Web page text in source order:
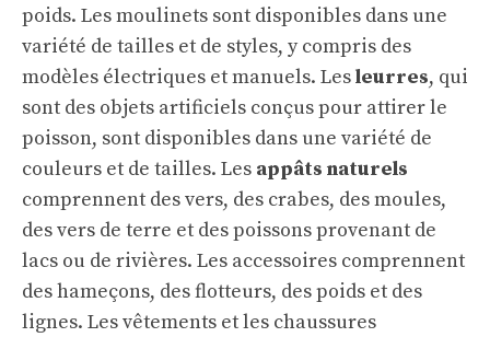
poids. Les moulinets sont disponibles dans une
variété de tailles et de styles, y compris des
modèles électriques et manuels. Lesleurres, qui
sont des objets artificiels conçus pour attirer le
poisson, sont disponibles dans une variété de
couleurs et de tailles. Les appâts naturels
comprennent des vers, des crabes, des moules,
des vers de terre et des poissons provenant de
lacs ou de rivières. Les accessoires comprennent
des hameçons, des flotteurs, des poids et des
lignes. Les vêtements et les chaussures